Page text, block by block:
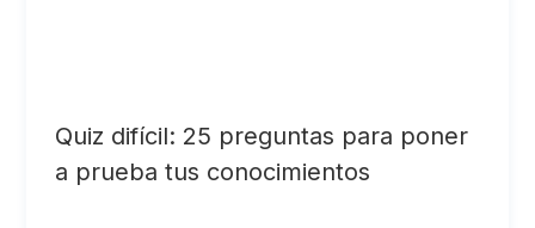
Quiz difícil: 25 preguntas para poner
a prueba tus conocimientos